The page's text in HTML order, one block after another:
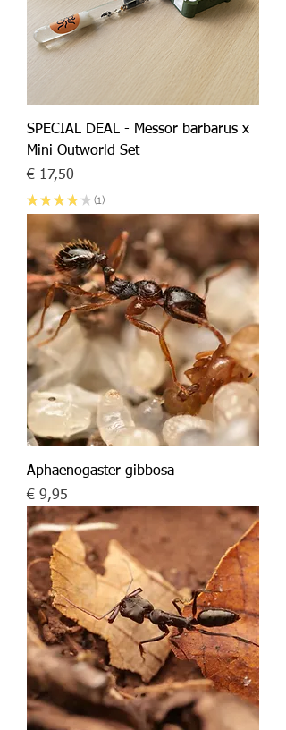
SPECIAL DEAL - Messor barbarus x
Mini Outworld Set
Prijs
€ 17,50
★ ★ ★ ★ ★ 1
1
Aphaenogaster gibbosa
Prijs
€ 9,95